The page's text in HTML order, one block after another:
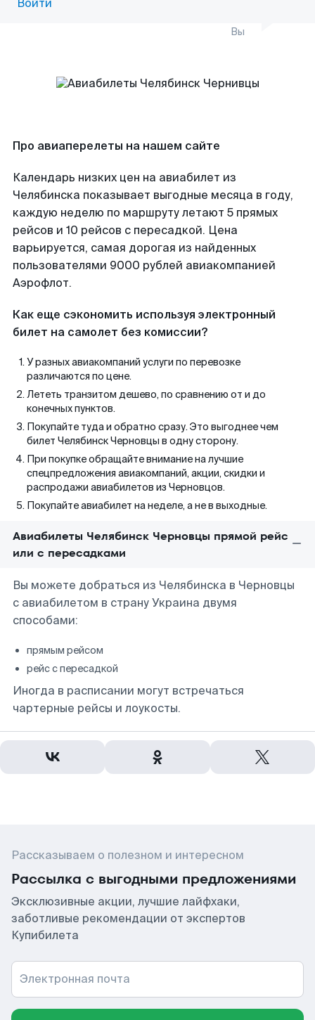
Войти
Вы
Про авиаперелеты на нашем сайте
Календарь низких цен на авиабилет из
Челябинска показывает выгодные месяца в году,
каждую неделю по маршруту летают 5 прямых
рейсов и 10 рейсов с пересадкой. Цена
варьируется, самая дорогая из найденных
пользователями 9000 рублей авиакомпанией
Аэрофлот.
Как еще сэкономить используя электронный
билет на самолет без комиссии?
У разных авиакомпаний услуги по перевозке
различаются по цене.
Лететь транзитом дешево, по сравнению от и до
конечных пунктов.
Покупайте туда и обратно сразу. Это выгоднее чем
билет Челябинск Черновцы в одну сторону.
При покупке обращайте внимание на лучшие
спецпредложения авиакомпаний, акции, скидки и
распродажи авиабилетов из Черновцов.
Покупайте авиабилет на неделе, а не в выходные.
Авиабилеты Челябинск Черновцы прямой рейс
или с пересадками
Вы можете добраться из Челябинска в Черновцы
с авиабилетом в страну Украина двумя
способами:
прямым рейсом
рейс с пересадкой
Иногда в расписании могут встречаться
чартерные рейсы и лоукосты.
Рассказываем о полезном и интересном
Рассылка с выгодными предложениями
Эксклюзивные акции, лучшие лайфхаки,
заботливые рекомендации от экспертов
Купибилета
Электронная почта